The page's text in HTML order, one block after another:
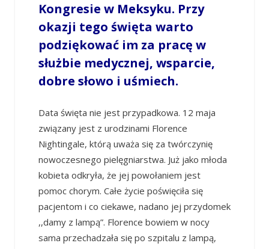
Kongresie w Meksyku. Przy
okazji tego święta warto
podziękować im za pracę w
służbie medycznej, wsparcie,
dobre słowo i uśmiech.
Data święta nie jest przypadkowa. 12 maja
związany jest z urodzinami Florence
Nightingale, którą uważa się za twórczynię
nowoczesnego pielęgniarstwa. Już jako młoda
kobieta odkryła, że jej powołaniem jest
pomoc chorym. Całe życie poświęciła się
pacjentom i co ciekawe, nadano jej przydomek
,,damy z lampą”. Florence bowiem w nocy
sama przechadzała się po szpitalu z lampą,